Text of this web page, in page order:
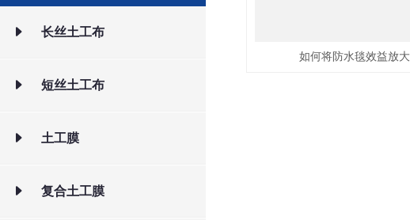
长丝土工布
短丝土工布
土工膜
复合土工膜
如何将防水毯效益放大